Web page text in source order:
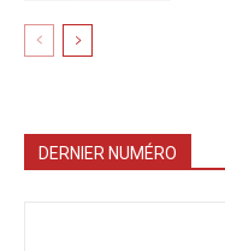
DERNIER NUMÉRO